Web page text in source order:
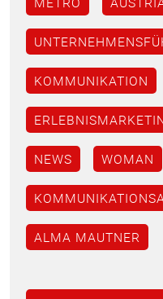
KOMMUNIKATION
NEWS WOMAN
ALMA MAUTNER